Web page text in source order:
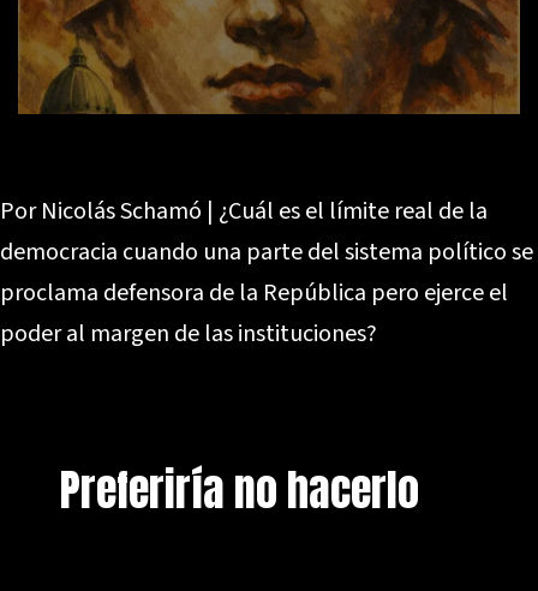
Por Nicolás Schamó | ¿Cuál es el límite real de la
democracia cuando una parte del sistema político se
proclama defensora de la República pero ejerce el
poder al margen de las instituciones?
Preferiría no hacerlo